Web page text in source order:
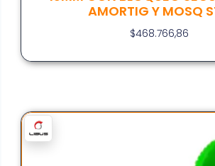
AMORTIG Y MOSQ
$468.766,86